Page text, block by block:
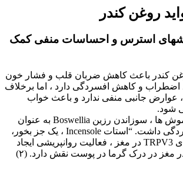
استرس و احساسات منفی کمک
کندر باعث کاهش ضربان قلب و فشار خون
اضطراب و کاهش افسردگی دارد ، اما برخلاف
عوارض جانبی منفی ندارد و باعث خواب
شود.
به عنوان مثال ، در موش ها ، سوزاندن رزین Boswellia به عنوان
بخور اثرات ضد افسردگی داشت. “استات Incensole ، یک جز بخور،
با فعال کردن کانالهای TRPV3 در مغز ، فعالیت روانپریشی ایجاد
مغز در درک گرما در پوست نقش دارد. (۲)